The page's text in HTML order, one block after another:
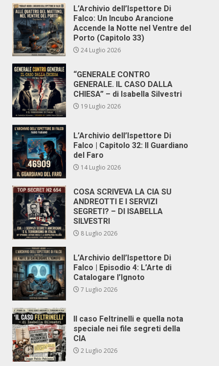
L’Archivio dell’Ispettore Di
Falco: Un Incubo Arancione
Accende la Notte nel Ventre del
Porto (Capitolo 33)
24 Luglio 2026
“GENERALE CONTRO
GENERALE. IL CASO DALLA
CHIESA” – di Isabella Silvestri
19 Luglio 2026
L’Archivio dell’Ispettore Di
Falco | Capitolo 32: Il Guardiano
del Faro
14 Luglio 2026
COSA SCRIVEVA LA CIA SU
ANDREOTTI E I SERVIZI
SEGRETI? – DI ISABELLA
SILVESTRI
8 Luglio 2026
L’Archivio dell’Ispettore Di
Falco | Episodio 4: L’Arte di
Catalogare l’Ignoto
7 Luglio 2026
Il caso Feltrinelli e quella nota
speciale nei file segreti della
CIA
2 Luglio 2026